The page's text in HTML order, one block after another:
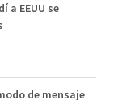
a EEUU se
de mensaje